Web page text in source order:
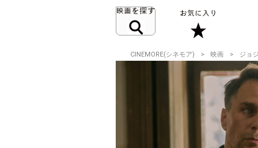
CINEMORE(シネモア) 映画 ジョ